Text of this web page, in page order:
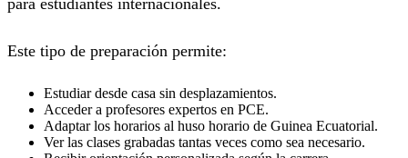
para estudiantes internacionales.
Este tipo de preparación permite:
Estudiar desde casa sin desplazamientos.
Acceder a profesores expertos en PCE.
Adaptar los horarios al huso horario de Guinea Ecuatorial.
Ver las clases grabadas tantas veces como sea necesario.